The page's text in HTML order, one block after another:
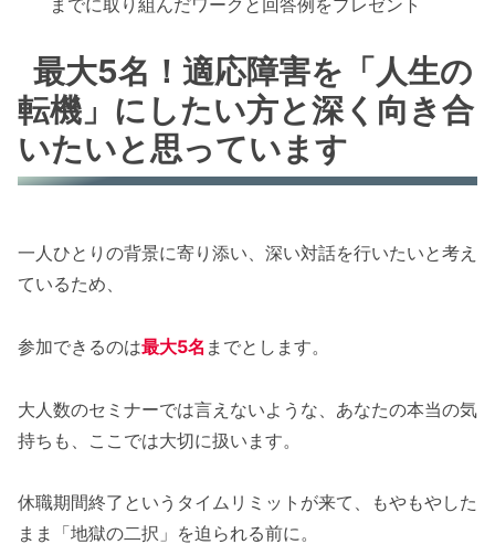
最大5名！適応障害を「人生の
転機」にしたい方と深く向き合
いたいと思っています
一人ひとりの背景に寄り添い、深い対話を行いたいと考え
ているため、
参加できるのは最大5名 までとします。
大人数のセミナーでは言えないような、あなたの本当の気
持ちも、ここでは大切に扱います。
休職期間終了というタイムリミットが来て、もやもやした
まま「地獄の二択」を迫られる前に。